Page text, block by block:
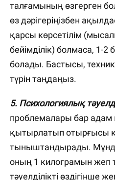
талғамының өзгерген
өз дәрігеріңізбен
қарсы көрсетілім
бейімділік) болмаса, 1-2
болады. Бастысы,
түрін таңдаңыз.
5. Психологиялық
проблемалары бар адам
қытырлатып отырғысы
тыныштандырады.
оның 1 килограмын жеп
тәуелділікті өздігінше